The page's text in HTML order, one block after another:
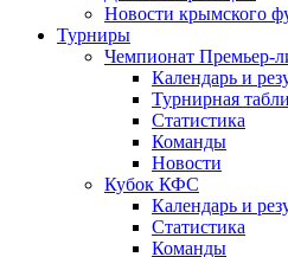
Новости крымского
Турниры
Чемпионат Премьер-
Календарь и
Турнирная
Статистика
Команды
Новости
Кубок КФС
Календарь и
Статистика
Команды